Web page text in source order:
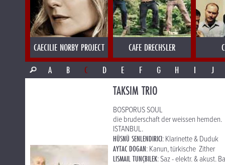
CAECILIE NORBY PROJECT CAFE DRECHSLER
A
B C D E F G H I J
TAKSIM TRIO
BOSPORUS SOUL
die bruderschaft der weissen hemden.
ISTANBUL.
HÜSNÜ SENLENDIRICI: Klarinette & Duduk
AYTAC DOGAN: Kanun, türkische Zither
LISMAIL TUNÇBILEK: Saz - elektr. & akust.